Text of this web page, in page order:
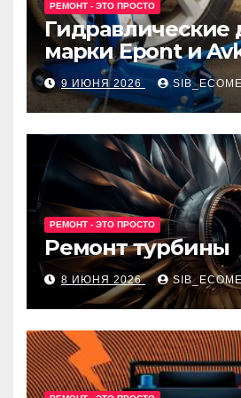
РЕМОНТ - ЭТО ПРОСТО
Гидравлические
марки Epont и
9 ИЮНЯ 2026
РЕМОНТ - ЭТО ПРОСТО
Ремонт турбины
8 ИЮНЯ 2026